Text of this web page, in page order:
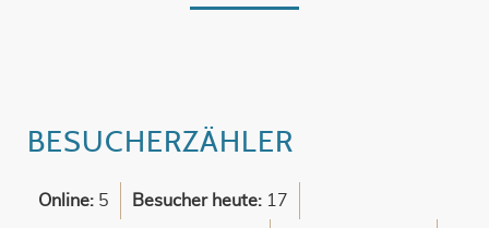
BESUCHERZÄHLER
Online: 5 Besucher heute: 17